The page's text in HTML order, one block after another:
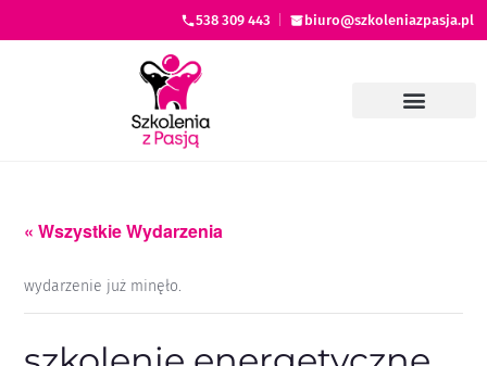
538 309 443 biuro@szkoleniazpasja.pl
« Wszystkie Wydarzenia
wydarzenie już minęło.